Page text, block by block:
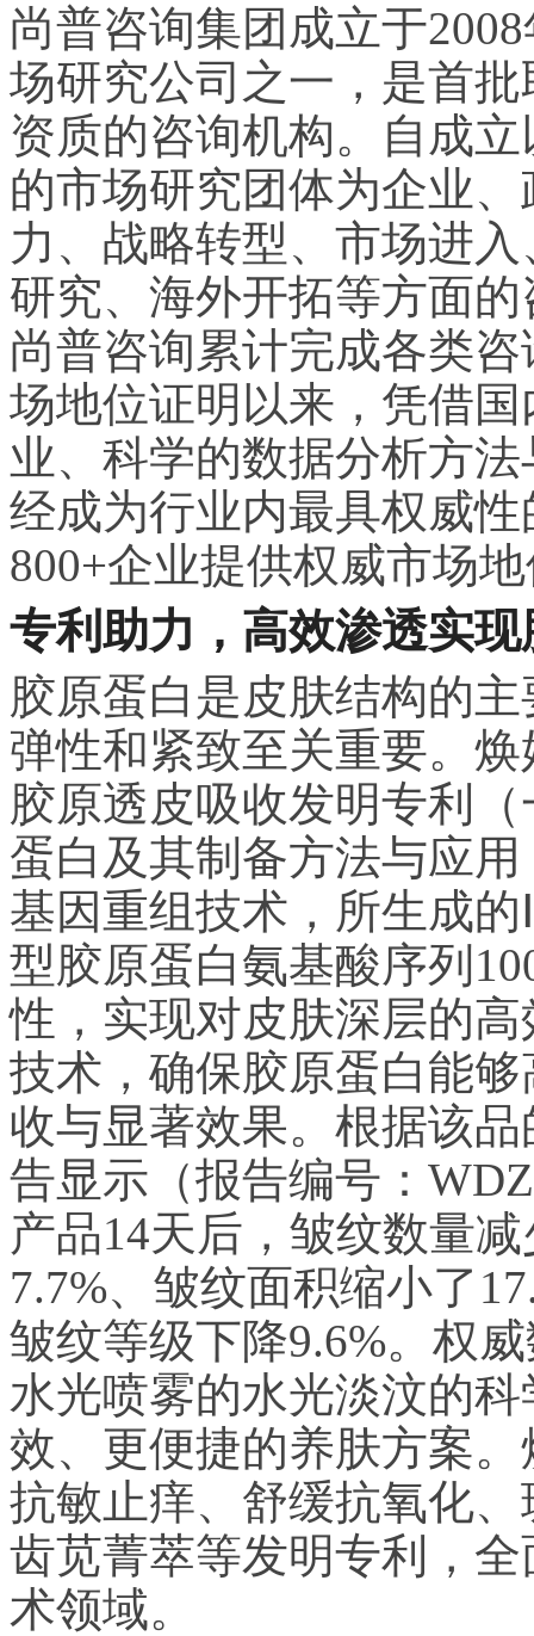
尚普咨询集团成立于
场研究公司之一，是首
资质的咨询机构。自成
的市场研究团体为企业
力、战略转型、市场进
研究、海外开拓等方面
尚普咨询累计完成各类
场地位证明以来，凭借
业、科学的数据分析方
经成为行业内最具权威
800+企业提供权威市场
专利助力，高效渗透实
胶原蛋白是皮肤结构的
弹性和紧致至关重要。
胶原透皮吸收发明专利
蛋白及其制备方法与应用
基因重组技术，所生成
型胶原蛋白氨基酸序列
性，实现对皮肤深层的
技术，确保胶原蛋白能
收与显著效果。根据该
告显示（报告编号：
产品14天后，皱纹数量
7.7%、皱纹面积缩小了
皱纹等级下降9.6%。权
水光喷雾的水光淡汶的
效、更便捷的养肤方案
抗敏止痒、舒缓抗氧化
齿苋菁萃等发明专利，
术领域。